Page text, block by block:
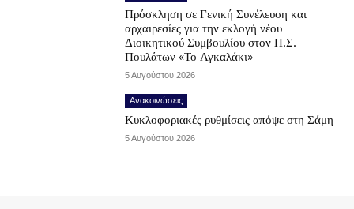
Πρόσκληση σε Γενική Συνέλευση και
αρχαιρεσίες για την εκλογή νέου
Διοικητικού Συμβουλίου στον Π.Σ.
Πουλάτων «Το Αγκαλάκι»
5 Αυγούστου 2026
Ανακοινώσεις
Κυκλοφοριακές ρυθμίσεις απόψε στη Σάμη
5 Αυγούστου 2026